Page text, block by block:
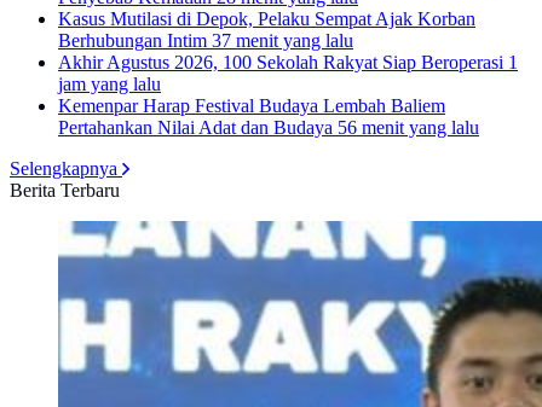
Kasus Mutilasi di Depok, Pelaku Sempat Ajak Korban
Berhubungan Intim 37 menit yang lalu
Akhir Agustus 2026, 100 Sekolah Rakyat Siap Beroperasi 1
jam yang lalu
Kemenpar Harap Festival Budaya Lembah Baliem
Pertahankan Nilai Adat dan Budaya 56 menit yang lalu
Selengkapnya
Berita Terbaru